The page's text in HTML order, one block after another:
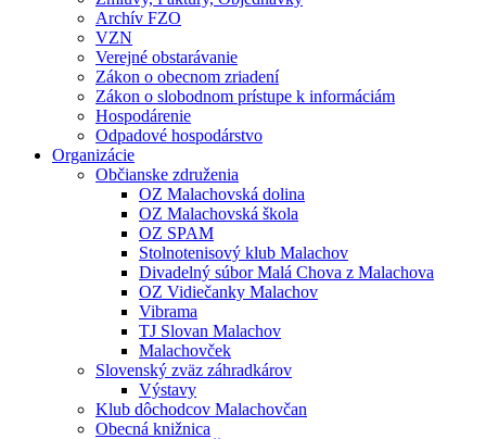
Archív FZO
VZN
Verejné obstarávanie
Zákon o obecnom zriadení
Zákon o slobodnom prístupe k informáciám
Hospodárenie
Odpadové hospodárstvo
Organizácie
Občianske združenia
OZ Malachovská dolina
OZ Malachovská škola
OZ SPAM
Stolnotenisový klub Malachov
Divadelný súbor Malá Chova z Malachova
OZ Vidiečanky Malachov
Vibrama
TJ Slovan Malachov
Malachovček
Slovenský zväz záhradkárov
Výstavy
Klub dôchodcov Malachovčan
Obecná knižnica